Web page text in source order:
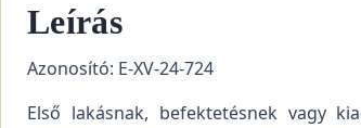
Leírás
Azonosító: E-XV-24-724
Első lakásnak, befektetésnek vagy